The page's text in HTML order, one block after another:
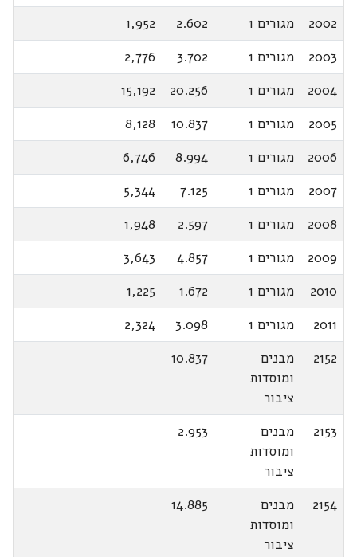
2002
מגורים 1 2.602
1,952
2003
מגורים 1 3.702
2,776
2004
מגורים 1 20.256
15,192
2005
מגורים 1 10.837
8,128
2006
מגורים 1 8.994
6,746
2007
מגורים 1 7.125
5,344
2008
מגורים 1 2.597
1,948
2009
מגורים 1 4.857
3,643
2010
מגורים 1 1.672
1,225
2011
מגורים 1 3.098
2,324
2152
מבנים
ומוסדות
ציבור
10.837
2153
מבנים
ומוסדות
ציבור
2.953
2154
מבנים
ומוסדות
ציבור
14.885